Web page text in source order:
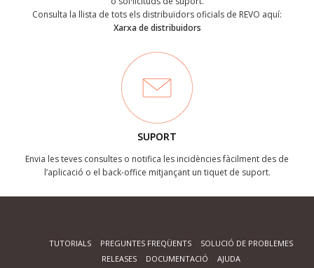
Consulta la llista de tots els distribuïdors oficials de REVO aquí:
Xarxa de distribuidors
SUPORT
Envia les teves consultes o notifica les incidències fàcilment des de
l’aplicació o el back-office mitjançant un tiquet de suport.
TUTORIALS PREGUNTES FREQÜENTS
SOLUCIÓ DE PROBLEMES
RELEASES
DOCUMENTACIÓ AJUDA